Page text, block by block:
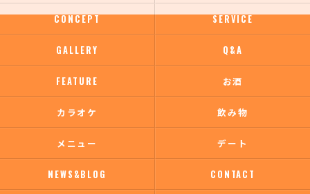
CONCEPT SERVICE
GALLERY Q&A
FEATURE お酒
カラオケ 飲み物
メニュー デート
NEWS&BLOG CONTACT